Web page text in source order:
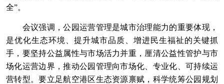
全”。
会议强调，公园运营管理是城市治理能力的重要体现，
是优化生态环境、提升城市品质、增进民生福祉的关键抓
手，要坚持公益属性与市场活力并重，厘清公益性管护与市
场化运营边界，推动公园管理向市场化、专业化、可持续运
营转型。要立足航空港区生态资源禀赋，科学统筹公园规划